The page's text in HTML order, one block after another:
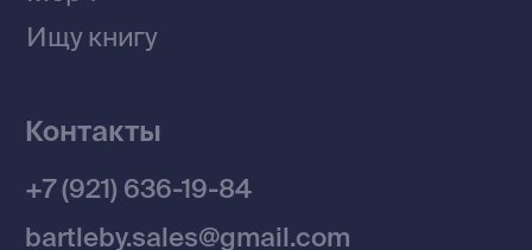
Политика конфиденциальности
© 2026 Все права защищены